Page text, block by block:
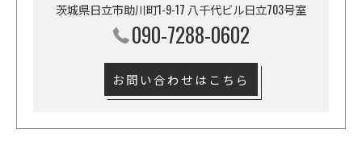
茨城県日立市助川町1-9-17 八千代ビル日立703号室
090-7288-0602
お問い合わせはこちら